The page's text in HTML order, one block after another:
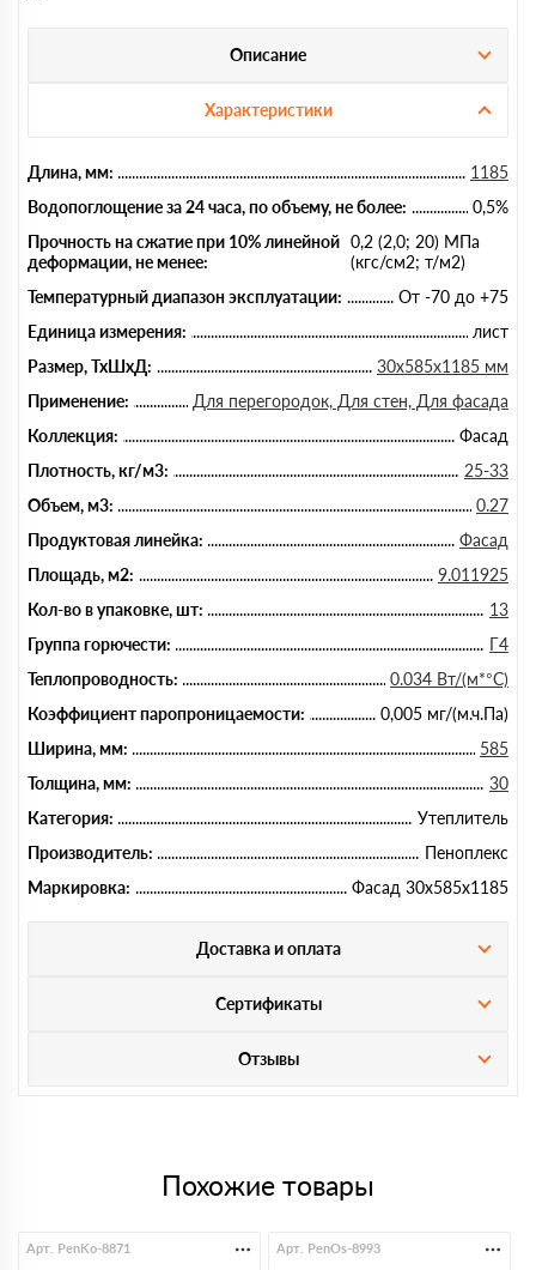
Описание
Характеристики
Длина, мм:
1185
Водопоглощение за 24 часа, по объему, не более:
0,5%
Прочность на сжатие при 10% линейной
деформации, не менее:
0,2 (2,0; 20) МПа
(кгс/см2; т/м2)
Температурный диапазон эксплуатации:
От -70 до +75
Единица измерения:
лист
Размер, ТхШхД:
30х585х1185 мм
Применение:
Для перегородок, Для стен, Для фасада
Коллекция:
Фасад
Плотность, кг/м3:
25-33
Объем, м3:
0.27
Продуктовая линейка:
Фасад
Площадь, м2:
9.011925
Кол-во в упаковке, шт:
13
Группа горючести:
Г4
Теплопроводность:
0.034 Вт/(м*°C)
Коэффициент паропроницаемости:
0,005 мг/(м.ч.Па)
Ширина, мм:
585
Толщина, мм:
30
Категория:
Утеплитель
Производитель:
Пеноплекс
Маркировка:
Фасад 30х585х1185
Доставка и оплата
Сертификаты
Отзывы
Похожие товары
Арт. PenKo-8871 Арт. PenOs-8993